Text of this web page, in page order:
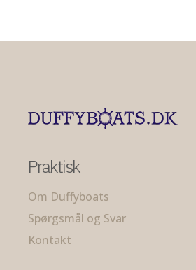
Praktisk
Om Duffyboats
Spørgsmål og Svar
Kontakt